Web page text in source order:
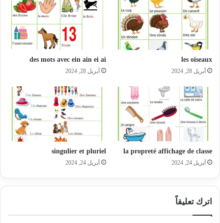
les oiseaux
أبريل 28, 2024
des mots avec ein ain ei ai
أبريل 28, 2024
la propreté affichage de classe
أبريل 24, 2024
singulier et pluriel
أبريل 24, 2024
اترك تعليقاً